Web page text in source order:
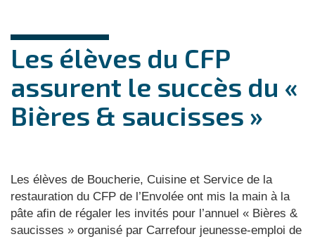
Les élèves du CFP
assurent le succès du «
Bières & saucisses »
Les élèves de Boucherie, Cuisine et Service de la
restauration du CFP de l’Envolée ont mis la main à la
pâte afin de régaler les invités pour l’annuel « Bières &
saucisses » organisé par Carrefour jeunesse-emploi de